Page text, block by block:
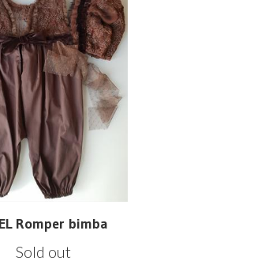
Romper bimba
Sold out